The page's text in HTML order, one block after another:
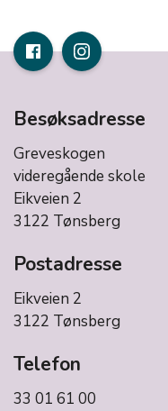
Besøksadresse
Greveskogen
videregående skole
Eikveien 2
3122 Tønsberg
Postadresse
Eikveien 2
3122 Tønsberg
Telefon
33 01 61 00